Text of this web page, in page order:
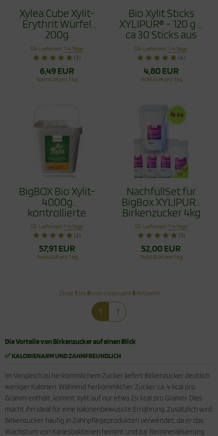
Xylea Cube Xylit-
Erythrit Würfel
200g
Lieferzeit:1-4 Tage
(3)
6,49 EUR
32,47 EUR pro 1 kg
Bio Xylit Sticks
XYLIPUR® - 120 g =
ca 30 Sticks aus
kbA biologischem
Anbau
Lieferzeit:1-4 Tage
(4)
4,80 EUR
39,96 EUR pro 1 kg
BigBOX Bio Xylit-
4000g
kontrollierte
XYLIPUR® Bio
Qualität
Lieferzeit:1-4 Tage
(2)
57,91 EUR
14,48 EUR pro 1 kg
NachfüllSet für
BigBox XYLIPUR®
Birkenzucker 4kg
- Xylit aus
Finnland
Lieferzeit:1-4 Tage
(1)
52,00 EUR
13,00 EUR pro 1 kg
Zeige 1 bis 8 (von insgesamt8 Artikeln)
1
Die Vorteile von Birkenzucker auf einen Blick
✅ KALORIENARM UND ZAHNFREUNDLICH
Im Vergleich zu herkömmlichem Zucker liefert Birkenzucker deutlich
weniger Kalorien. Während herkömmlicher Zucker ca. 4 kcal pro
Gramm enthält, kommt Xylit auf nur etwa 2,4 kcal pro Gramm. Dies
macht ihn ideal für eine kalorienbewusste Ernährung. Zusätzlich wird
Birkenzucker häufig in Zahnpflegeprodukten verwendet, da er das
Wachstum von Kariesbakterien hemmt und zur Remineralisierung